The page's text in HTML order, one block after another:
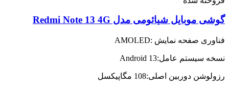
گوشی موبایل شیائومی مدل Redmi Note 13 4G
فناوری صفحه‌ نمایش :AMOLED
نسخه سیستم عامل:Android 13
رزولوشن دوربین اصلی:108 مگاپیکسل